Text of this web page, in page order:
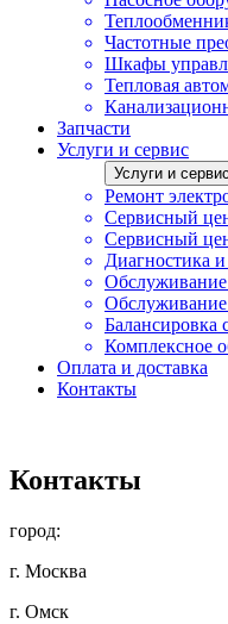
Частотные
Шкафы
Тепловая
Запчасти
Услуги и сервис
Услуги и сервис
Ремонт
Сервисный
Сервисный
Диагностика
Обслуживание
Комплексное
Оплата и доставка
Контакты
Контакты
город:
г. Москва
г. Омск